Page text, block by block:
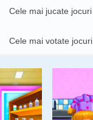
Cele mai jucate jocuri
Cele mai votate jocuri